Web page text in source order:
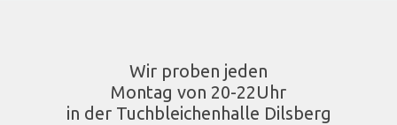
Wir proben jeden
Montag von 20-22Uhr
in der Tuchbleichenhalle Dilsberg